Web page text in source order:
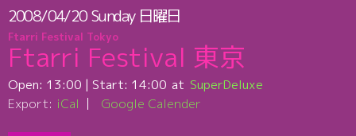
2008/04/20Sunday 日曜日
Ftarri Festival Tokyo
Ftarri Festival 東京
Open: 13:00 | Start: 14:00
SuperDeluxe
Export: iCal Google Calender